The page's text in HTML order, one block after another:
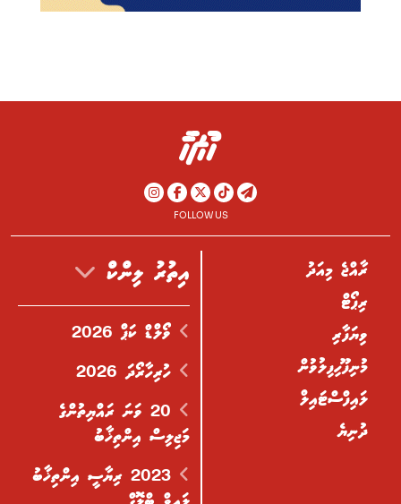
FOLLOW US
ރާއްޖެ މިއަދު
ރިޕޯޓް
ވިޔަފާރި
މުނިފޫހިފިލުވުން
ލައިފްސްޓައިލް
ދުނިޔެ
އިތުރު ލިންކް
ވޯލްޑް ކަޕް 2026
ހުރިހާރޯދަ 2026
20 ވަނަ ރައްޔިތުންގެ
މަޖިލިސް އިންތިޚާބު
2023 ރިޔާސީ އިންތިޚާބު